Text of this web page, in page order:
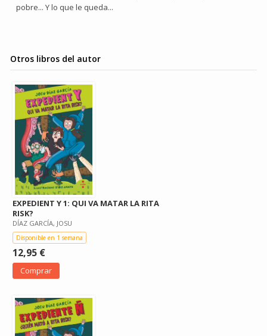
pobre... Y lo que le queda...
Otros libros del autor
EXPEDIENT Y 1: QUI VA MATAR LA RITA
RISK?
DÍAZ GARCÍA, JOSU
Disponible en 1 semana
12,95 €
Comprar